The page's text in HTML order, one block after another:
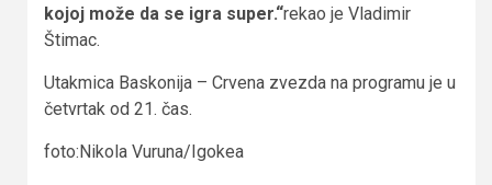
kojoj može da se igra super.“rekao je Vladimir
Štimac.
Utakmica Baskonija – Crvena zvezda na programu je u
četvrtak od 21. čas.
foto:Nikola Vuruna/Igokea